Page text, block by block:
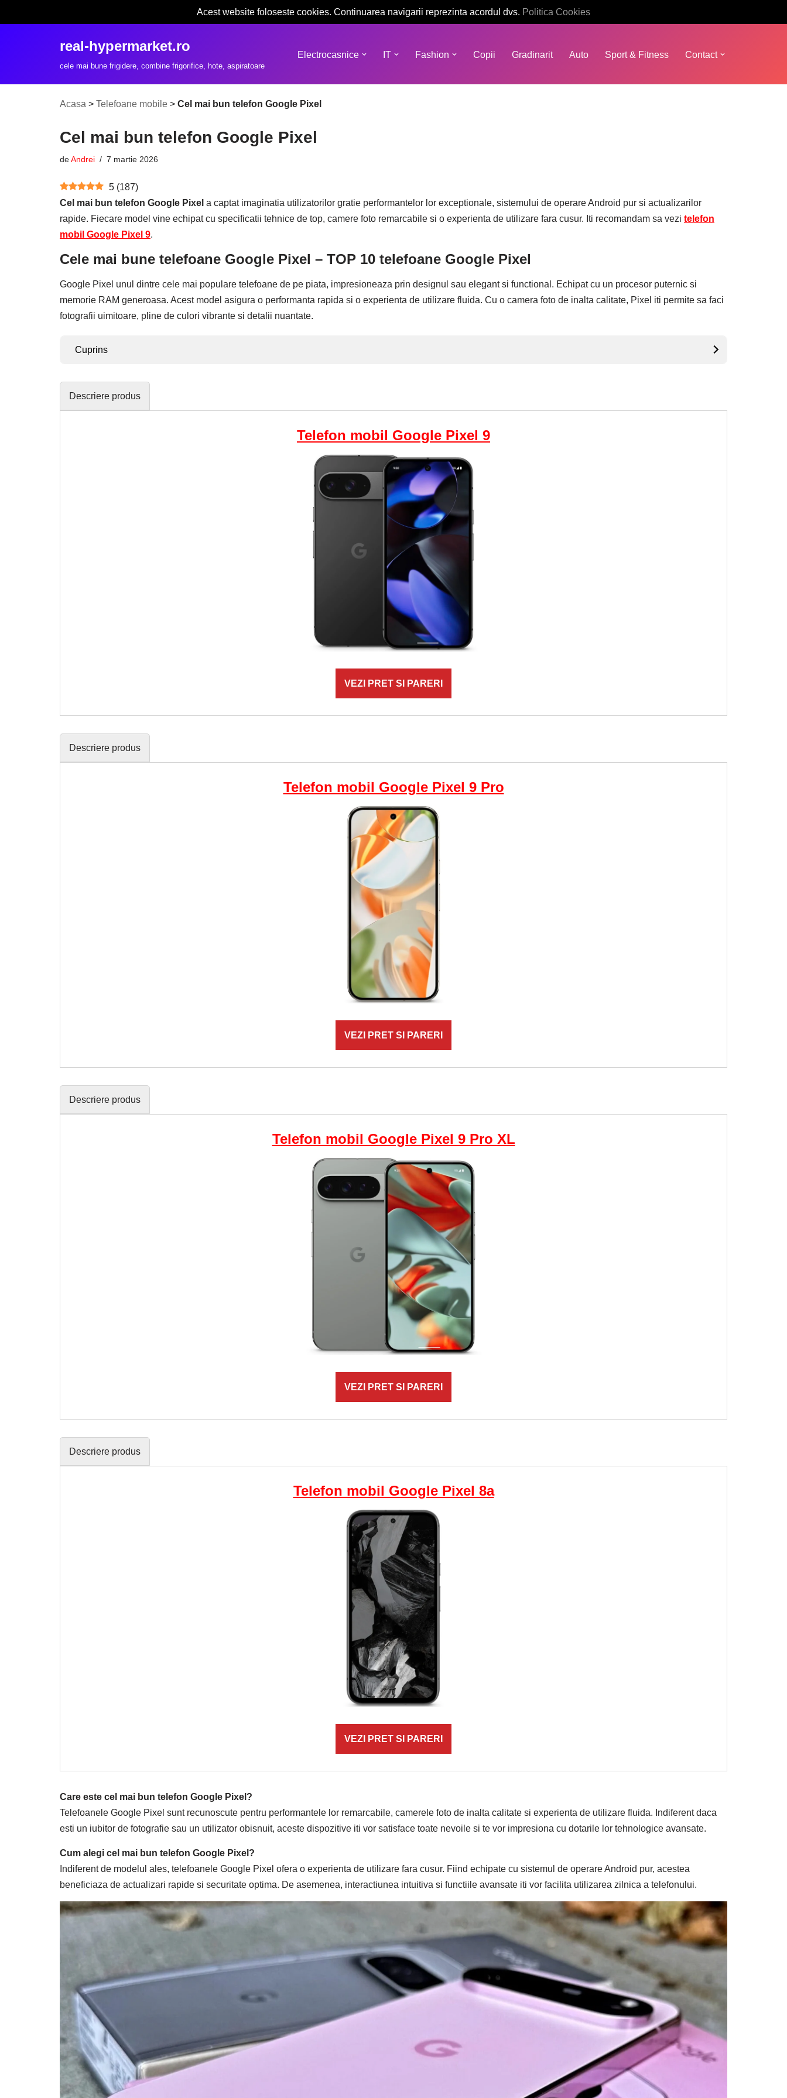
Acest website foloseste cookies. Continuarea navigarii reprezinta acordul dvs. Politica Cookies
real-hypermarket.ro
cele mai bune frigidere, combine frigorifice, hote, aspiratoare
Electrocasnice IT Fashion Copii Gradinarit Auto Sport & Fitness Contact
Acasa > Telefoane mobile > Cel mai bun telefon Google Pixel
Cel mai bun telefon Google Pixel
deAndrei 7 martie 2026
5 (187)
Cel mai bun telefon Google Pixel a captat imaginatia utilizatorilor gratie performantelor lor exceptionale, sistemului de operare Android pur si actualizarilor
rapide. Fiecare model vine echipat cu specificatii tehnice de top, camere foto remarcabile si o experienta de utilizare fara cusur. Iti recomandam sa vezi telefon
mobil Google Pixel 9.
Cele mai bune telefoane Google Pixel – TOP 10 telefoane Google Pixel
Google Pixel unul dintre cele mai populare telefoane de pe piata, impresioneaza prin designul sau elegant si functional. Echipat cu un procesor puternic si
memorie RAM generoasa. Acest model asigura o performanta rapida si o experienta de utilizare fluida. Cu o camera foto de inalta calitate, Pixel iti permite sa faci
fotografii uimitoare, pline de culori vibrante si detalii nuantate.
Cuprins
Descriere produs
Telefon mobil Google Pixel 9
VEZI PRET SI PARERI
Descriere produs
Telefon mobil Google Pixel 9 Pro
VEZI PRET SI PARERI
Descriere produs
Telefon mobil Google Pixel 9 Pro XL
VEZI PRET SI PARERI
Descriere produs
Telefon mobil Google Pixel 8a
VEZI PRET SI PARERI
Care este cel mai bun telefon Google Pixel?
Telefoanele Google Pixel sunt recunoscute pentru performantele lor remarcabile, camerele foto de inalta calitate si experienta de utilizare fluida. Indiferent daca
esti un iubitor de fotografie sau un utilizator obisnuit, aceste dispozitive iti vor satisface toate nevoile si te vor impresiona cu dotarile lor tehnologice avansate.
Cum alegi cel mai bun telefon Google Pixel?
Indiferent de modelul ales, telefoanele Google Pixel ofera o experienta de utilizare fara cusur. Fiind echipate cu sistemul de operare Android pur, acestea
beneficiaza de actualizari rapide si securitate optima. De asemenea, interactiunea intuitiva si functiile avansate iti vor facilita utilizarea zilnica a telefonului.